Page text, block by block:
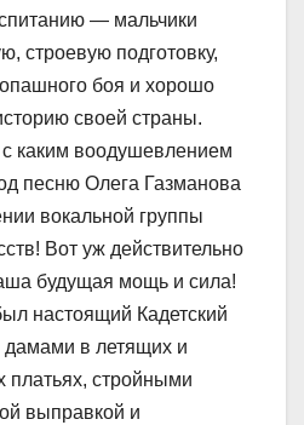
— мальчики
строевую подготовку,
боя и хорошо
своей страны.
каким воодушевлением
песню Олега Газманова
вокальной группы
Вот уж действительно
будущая мощь и сила!
настоящий Кадетский
в летящих и
платьях, стройными
выправкой и